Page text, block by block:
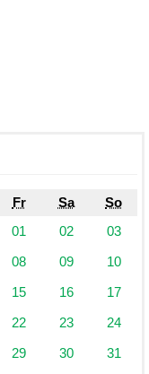
Fr Sa
So
01 02
03
08 09
10
15 16
17
22 23
24
29 30 31